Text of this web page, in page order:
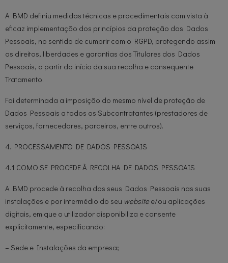
A BMD definiu medidas técnicas e procedimentais com vista à
eficaz implementação dos princípios da proteção dos Dados
Pessoais, no sentido de cumprir com o RGPD, protegendo assim
os direitos, liberdades e garantias dos Titulares dos Dados
Pessoais, a partir do início da sua recolha e consequente
Tratamento.
Foi determinada a imposição do mesmo nível de proteção de
Dados Pessoais a todos os Subcontratantes (prestadores de
serviços, fornecedores, parceiros, entre outros).
4. PROCESSAMENTO DE DADOS PESSOAIS
4.1 COMO SE PROCEDE À RECOLHA DE DADOS PESSOAIS
A BMD procede à recolha dos seus Dados Pessoais nas suas
instalações e por intermédio do seu website e/ou aplicações
digitais, em que o utilizador disponibiliza e consente
explicitamente, especificando:
– Sede e Instalações da empresa;